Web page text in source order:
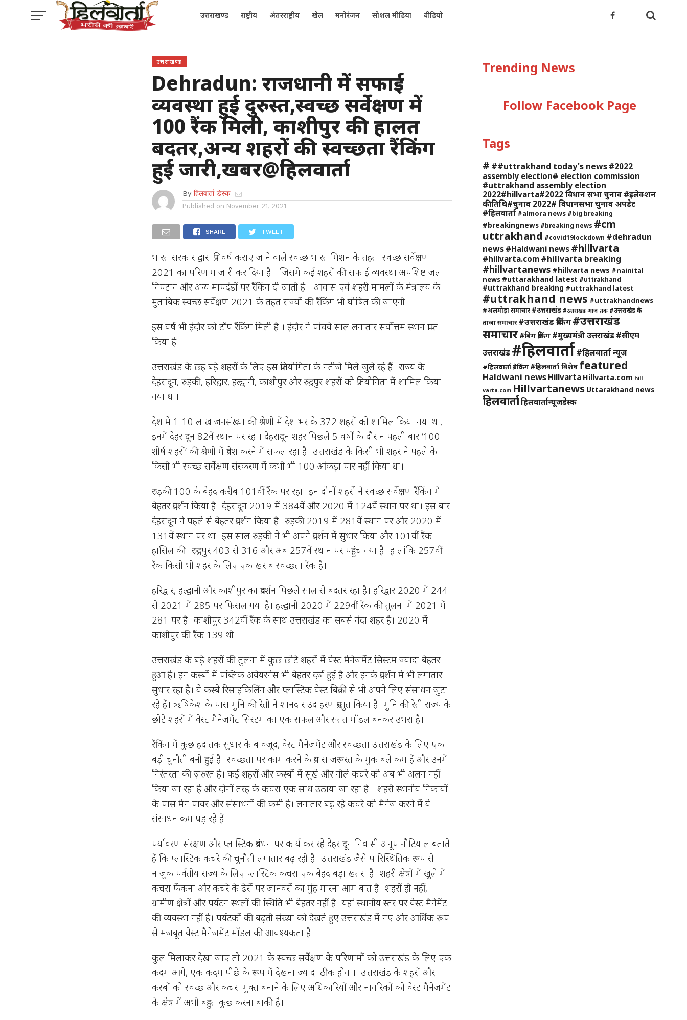
उत्तराखण्ड राष्ट्रीय अंतरराष्ट्रीय खेल मनोरंजन सोशल मीडिया वीडियो
उत्तराखण्ड
Dehradun: राजधानी में सफाई
व्यवस्था हुई दुरुस्त,स्वच्छ सर्वेक्षण में
100 रैंक मिली, काशीपुर की हालत
बदतर,अन्य शहरों की स्वच्छता रैंकिंग
हुई जारी,खबर@हिलवार्ता
By हिलवार्ता डेस्क
Published on November 21, 2021
SHARE TWEET
भारत सरकार द्वारा प्रतिवर्ष कराए जाने वाले स्वच्छ भारत मिशन के तहत स्वच्छ सर्वेक्षण
2021 का परिणाम जारी कर दिया है । जिसमे कई शहरों की सफाई व्यवस्था अपशिष्ट जल
निपटान और अन्य मापदंडों पर रैंकिंग दी जाती है । आवास एवं शहरी मामलों के मंत्रालय के
मुताबिक स्वच्छ सर्वेक्षण 2021 के तहत राज्यों की रैंकिंग भी घोषित की जाएगी।
इस वर्ष भी इंदौर को टॉप रैंकिंग मिली है । इंदौर ने पांचवे साल लगातार सर्वोत्तम स्थान प्राप्त
किया है ।
उत्तराखंड के छह बड़े शहरों के लिए इस प्रतियोगिता के नतीजे मिले-जुले रहे हैं। राज्य के
देहरादून, रुड़की, हरिद्वार, हल्द्वानी, काशीपुर और रुद्रपुर शहरों को प्रतियोगिता में शामिल किया
गया था।
देश मे 1-10 लाख जनसंख्या की श्रेणी में देश भर के 372 शहरों को शामिल किया गया था,
इनमें देहरादून 82वें स्थान पर रहा। देहरादून शहर पिछले 5 वर्षों के दौरान पहली बार ‘100
शीर्ष शहरों’ की श्रेणी में प्रवेश करने में सफल रहा है। उत्तराखंड के किसी भी शहर ने पहले के
किसी भी स्वच्छ सर्वेक्षण संस्करण में कभी भी 100 आंकड़ा पार नहीं किया था।
रुड़की 100 के बेहद करीब 101वीं रैंक पर रहा। इन दोनों शहरों ने स्वच्छ सर्वेक्षण रैंकिंग मे
बेहतर प्रदर्शन किया है। देहरादून 2019 में 384वें और 2020 में 124वें स्थान पर था। इस बार
देहरादून ने पहले से बेहतर प्रदर्शन किया है। रुड़की 2019 में 281वें स्थान पर और 2020 में
131वें स्थान पर था। इस साल रुड़की ने भी अपने प्रदर्शन में सुधार किया और 101वीं रैंक
हासिल की। रुद्रपुर 403 से 316 और अब 257वें स्थान पर पहुंच गया है। हालांकि 257वीं
रैंक किसी भी शहर के लिए एक खराब स्वच्छता रैंक है।।
हरिद्वार, हल्द्वानी और काशीपुर का प्रदर्शन पिछले साल से बदतर रहा है। हरिद्वार 2020 में 244
से 2021 में 285 पर फिसल गया है। हल्द्वानी 2020 में 229वीं रैंक की तुलना में 2021 में
281 पर है। काशीपुर 342वीं रैंक के साथ उत्तराखंड का सबसे गंदा शहर है। 2020 में
काशीपुर की रैंक 139 थी।
उत्तराखंड के बड़े शहरों की तुलना में कुछ छोटे शहरों में वेस्ट मैनेजमेंट सिस्टम ज्यादा बेहतर
हुआ है। इन कस्बों में पब्लिक अवेयरनेस भी बेहतर दर्ज हुई है और इनके प्रदर्शन मे भी लगातार
सुधार रहा है। ये कस्बे रिसाइकिलिंग और प्लास्टिक वेस्ट बिक्री से भी अपने लिए संसाधन जुटा
रहे हैं। ऋषिकेश के पास मुनि की रेती ने शानदार उदाहरण प्रस्तुत किया है। मुनि की रेती राज्य के
छोटे शहरों में वेस्ट मैनेजमेंट सिस्टम का एक सफल और सतत मॉडल बनकर उभरा है।
रैंकिंग में कुछ हद तक सुधार के बावजूद, वेस्ट मैनेजमेंट और स्वच्छता उत्तराखंड के लिए एक
बड़ी चुनौती बनी हुई है। स्वच्छता पर काम करने के प्रयास जरूरत के मुकाबले कम हैं और उनमें
निरंतरता की ज़रुरत है। कई शहरों और कस्बों में सूखे और गीले कचरे को अब भी अलग नहीं
किया जा रहा है और दोनों तरह के कचरा एक साथ उठाया जा रहा है। शहरी स्थानीय निकायों
के पास मैन पावर और संसाधनों की कमी है। लगातार बढ़ रहे कचरे को मैनेज करने में ये
संसाधन कम पड़ रहे हैं।
पर्यावरण संरक्षण और प्लास्टिक प्रबंधन पर कार्य कर रहे देहरादून निवासी अनूप नौटियाल बताते
हैं कि प्लास्टिक कचरे की चुनौती लगातार बढ़ रही है। उत्तराखंड जैसे पारिस्थितिक रूप से
नाजुक पर्वतीय राज्य के लिए प्लास्टिक कचरा एक बेहद बड़ा खतरा है। शहरी क्षेत्रों में खुले में
कचरा फेंकना और कचरे के ढेरों पर जानवरों का मुंह मारना आम बात है। शहरों ही नहीं,
ग्रामीण क्षेत्रों और पर्यटन स्थलों की स्थिति भी बेहतर नहीं है। यहां स्थानीय स्तर पर वेस्ट मैनेमेंट
की व्यवस्था नहीं है। पर्यटकों की बढ़ती संख्या को देखते हुए उत्तराखंड में नए और आर्थिक रूप
से मजबूत वेस्ट मैनेजमेंट मॉडल की आवश्यकता है।
कुल मिलाकर देखा जाए तो 2021 के स्वच्छ सर्वेक्षण के परिणामों को उत्तराखंड के लिए एक
कदम आगे, एक कदम पीछे के रूप में देखना ज्यादा ठीक होगा। उत्तराखंड के शहरों और
कस्बों को स्वच्छ और कचरा मुक्त बनाने के लिए अधिकारियों और नागरिकों को वेस्ट मैनेजमेंट
के क्षेत्र में अभी बहुत कुछ करना बाकी है।
Trending News
Follow Facebook Page
Tags
# ##uttrakhand today's news #2022
assembly election# election commission
#uttrakhand assembly election
2022#hillvarta#2022 विधान सभा चुनाव #इलेक्शन
की तिथि#चुनाव 2022# विधानसभा चुनाव अपडेट
#हिलवार्ता #almora news #big breaking
#breakingnews #breaking news #cm
uttrakhand #covid19lockdown #dehradun
news #Haldwani news #hillvarta
#hillvarta.com #hillvarta breaking
#hillvartanews #hillvarta news #nainital
news #uttarakhand latest #uttrakhand
#uttrakhand breaking #uttrakhand latest
#uttrakhand news #uttrakhandnews
#अलमोड़ा समाचार #उत्तराखंड #उत्तराखंड आज तक #उत्तराखंड के
ताजा समाचार #उत्तराखंड ब्रेकिंग#उत्तराखंड
समाचार #बिग ब्रेकिंग #मुख्यमंत्री उत्तराखंड #सीएम
उत्तराखंड #हिलवार्ता#हिलवार्ता न्यूज
#हिलवार्ता ब्रेकिंग #हिलवार्ता विशेष featured
Haldwani news Hillvarta Hillvarta.com hill
varta.com Hillvartanews Uttarakhand news
हिलवार्ताहिलवार्तान्यूजडेस्क